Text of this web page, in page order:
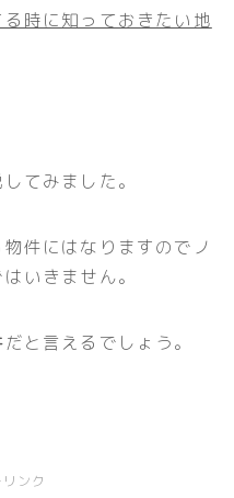
時に知っておきたい地
てみました。
件にはなりますのでノ
いきません。
だと言えるでしょう。
ンク